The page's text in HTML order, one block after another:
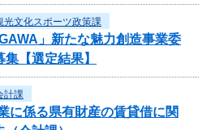
光文化スポーツ政策課
」新たな魅力創造事業委
【選定結果】
計課
に係る県有財産の賃貸借に関